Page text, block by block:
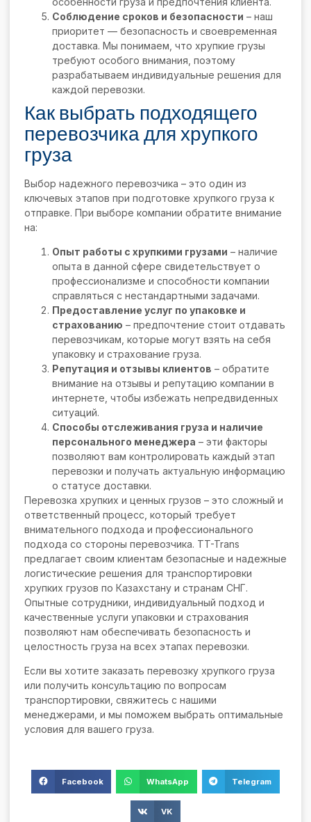
Соблюдение сроков и безопасности – наш
приоритет — безопасность и своевременная
доставка. Мы понимаем, что хрупкие грузы
требуют особого внимания, поэтому
разрабатываем индивидуальные решения для
каждой перевозки.
Как выбрать подходящего
перевозчика для хрупкого
груза
Выбор надежного перевозчика – это один из
ключевых этапов при подготовке хрупкого груза к
отправке. При выборе компании обратите внимание
на:
Опыт работы с хрупкими грузами – наличие
опыта в данной сфере свидетельствует о
профессионализме и способности компании
справляться с нестандартными задачами.
Предоставление услуг по упаковке и
страхованию – предпочтение стоит отдавать
перевозчикам, которые могут взять на себя
упаковку и страхование груза.
Репутация и отзывы клиентов – обратите
внимание на отзывы и репутацию компании в
интернете, чтобы избежать непредвиденных
ситуаций.
Способы отслеживания груза и наличие
персонального менеджера – эти факторы
позволяют вам контролировать каждый этап
перевозки и получать актуальную информацию
о статусе доставки.
Перевозка хрупких и ценных грузов – это сложный и
ответственный процесс, который требует
внимательного подхода и профессионального
подхода со стороны перевозчика. TT-Trans
предлагает своим клиентам безопасные и надежные
логистические решения для транспортировки
хрупких грузов по Казахстану и странам СНГ.
Опытные сотрудники, индивидуальный подход и
качественные услуги упаковки и страхования
позволяют нам обеспечивать безопасность и
целостность груза на всех этапах перевозки.
Если вы хотите заказать перевозку хрупкого груза
или получить консультацию по вопросам
транспортировки, свяжитесь с нашими
менеджерами, и мы поможем выбрать оптимальные
условия для вашего груза.
Facebook WhatsApp Telegram
VK